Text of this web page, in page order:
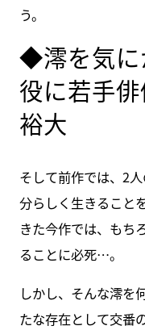
う。
◆澪を気に
役に若手
裕大
そして前作では、2
分らしく生きること
きた今作では、もち
ることに必死…。
しかし、そんな澪を
たな存在として交番